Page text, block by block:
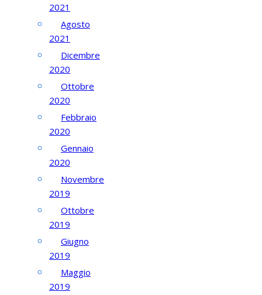
2021
Agosto
2021
Dicembre
2020
Ottobre
2020
Febbraio
2020
Gennaio
2020
Novembre
2019
Ottobre
2019
Giugno
2019
Maggio
2019